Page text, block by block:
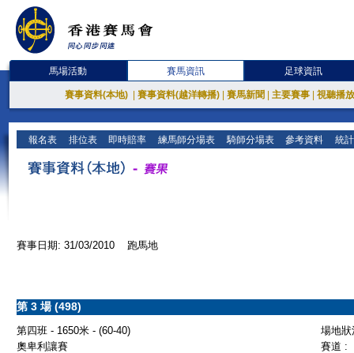
馬場活動 賽馬資訊 足球資訊
賽事資料(本地) 賽事資料(越洋轉播) 賽馬新聞 主要賽事 視聽播
報名表 排位表 即時賠率 練馬師分場表 騎師分場表 參考資料 統
賽事日期: 31/03/2010 跑馬地
第 3 場 (498)
第四班 - 1650米 - (60-40)
場地
奧卑利讓賽
賽道 :